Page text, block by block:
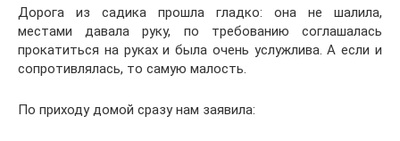
Дорога из садика прошла гладко: она не шалила,
местами давала руку, по требованию соглашалась
прокатиться на руках и была очень услужлива. А если и
сопротивлялась, то самую малость.
По приходу домой сразу нам заявила: